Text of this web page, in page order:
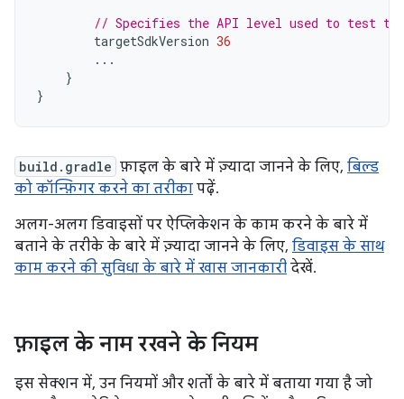
// Specifies the API level used to test
targetSdkVersion 36
...
}
}
build.gradle फ़ाइल के बारे में ज़्यादा जानने के लिए, बिल्ड
को कॉन्फ़िगर करने का तरीका पढ़ें.
अलग-अलग डिवाइसों पर ऐप्लिकेशन के काम करने के बारे में
बताने के तरीके के बारे में ज़्यादा जानने के लिए, डिवाइस के साथ
काम करने की सुविधा के बारे में खास जानकारी देखें.
फ़ाइल के नाम रखने के नियम
इस सेक्शन में, उन नियमों और शर्तों के बारे में बताया गया है जो